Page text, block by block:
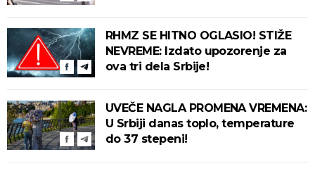
RHMZ SE HITNO OGLASIO! STIŽE
NEVREME: Izdato upozorenje za
ova tri dela Srbije!
UVEČE NAGLA PROMENA VREMENA:
U Srbiji danas toplo, temperature
do 37 stepeni!